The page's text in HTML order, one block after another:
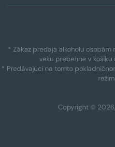
* Zákaz predaja alkoholu osobám
veku prebehne v
* Predávajúci na tomto
Copyright ©